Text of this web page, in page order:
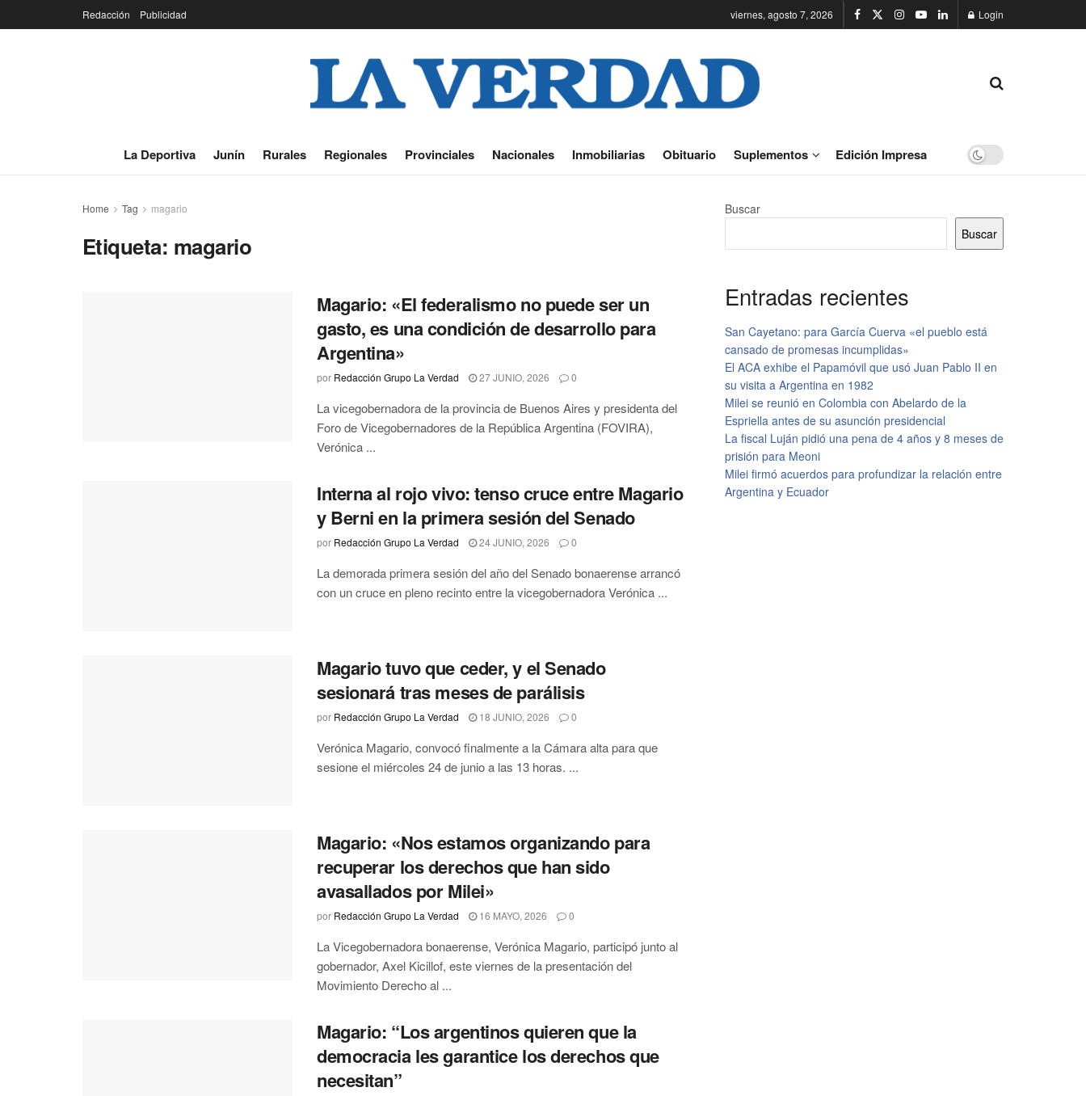
Redacción Publicidad viernes, agosto 7, 2026 Login
La Deportiva Junín Rurales Regionales Provinciales Nacionales Inmobiliarias Obituario Suplementos Edición Impresa
Home Tag magario
Etiqueta: magario
Magario: «El federalismo no puede ser un
gasto, es una condición de desarrollo para
Argentina»
por Redacción Grupo La Verdad 27 JUNIO, 2026 0
La vicegobernadora de la provincia de Buenos Aires y presidenta del
Foro de Vicegobernadores de la República Argentina (FOVIRA),
Verónica ...
Interna al rojo vivo: tenso cruce entre Magario
y Berni en la primera sesión del Senado
por Redacción Grupo La Verdad 24 JUNIO, 2026 0
La demorada primera sesión del año del Senado bonaerense arrancó
con un cruce en pleno recinto entre la vicegobernadora Verónica ...
Magario tuvo que ceder, y el Senado
sesionará tras meses de parálisis
por Redacción Grupo La Verdad 18 JUNIO, 2026 0
Verónica Magario, convocó finalmente a la Cámara alta para que
sesione el miércoles 24 de junio a las 13 horas. ...
Magario: «Nos estamos organizando para
recuperar los derechos que han sido
avasallados por Milei»
por Redacción Grupo La Verdad 16 MAYO, 2026 0
La Vicegobernadora bonaerense, Verónica Magario, participó junto al
gobernador, Axel Kicillof, este viernes de la presentación del
Movimiento Derecho al ...
Magario: “Los argentinos quieren que la
democracia les garantice los derechos que
necesitan”
Buscar
Buscar
Entradas recientes
San Cayetano: para García Cuerva «el pueblo está
cansado de promesas incumplidas»
El ACA exhibe el Papamóvil que usó Juan Pablo II en
su visita a Argentina en 1982
Milei se reunió en Colombia con Abelardo de la
Espriella antes de su asunción presidencial
La fiscal Luján pidió una pena de 4 años y 8 meses de
prisión para Meoni
Milei firmó acuerdos para profundizar la relación entre
Argentina y Ecuador